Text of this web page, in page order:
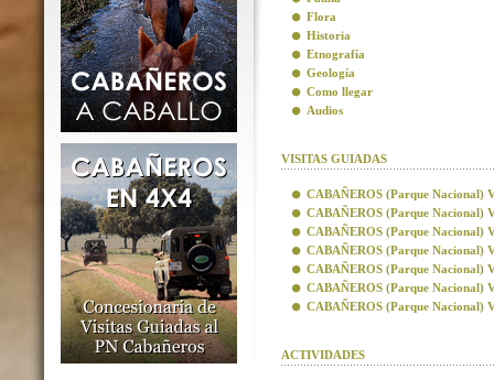
Flora
Historia
Etnografía
Geología
Como llegar
Audios
VISITAS GUIADAS
CABAÑEROS (Parque Nacional)
CABAÑEROS (Parque Nacional)
CABAÑEROS (Parque Nacional)
CABAÑEROS (Parque Nacional)
CABAÑEROS (Parque Nacional)
CABAÑEROS (Parque Nacional)
CABAÑEROS (Parque Nacional)
ACTIVIDADES